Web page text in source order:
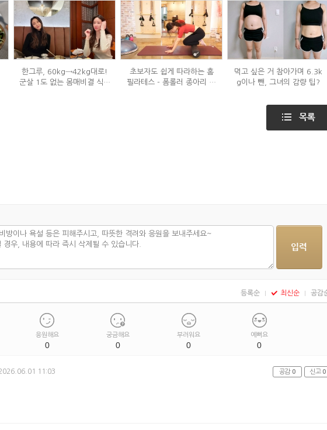
한그루, 60kg→42kg대로!
군살 1도 없는 몸매비결 식단
초보자도 쉽게 따라하는 홈
필라테스 - 폼롤러 종아리 알
먹고 싶은 거 참아가며 6.3k
g이나 뺀, 그녀의 감량 팁?
등록순 최신순 공감
응원해요
0
궁금해요
0
부러워요
0
예뻐요
0
11:03 공감 0 신고 0